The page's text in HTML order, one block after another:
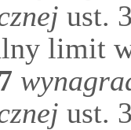
ust.
limit
ust.